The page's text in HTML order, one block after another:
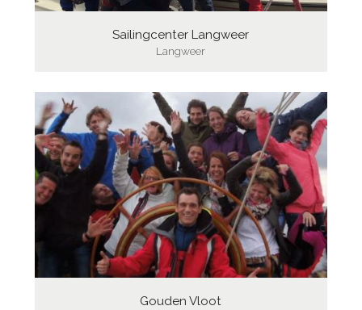
Sailingcenter Langweer
Langweer
Gouden Vloot